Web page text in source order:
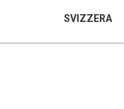
SVIZZERA